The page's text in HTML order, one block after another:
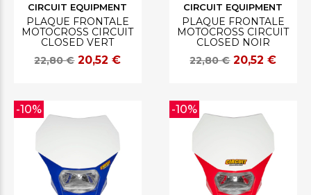
CIRCUIT EQUIPMENT
PLAQUE FRONTALE
MOTOCROSS CIRCUIT
CLOSED VERT
22,80 € 20,52 €
CIRCUIT EQUIPMENT
PLAQUE FRONTALE
MOTOCROSS CIRCUIT
CLOSED NOIR
22,80 € 20,52 €
-10% -10%